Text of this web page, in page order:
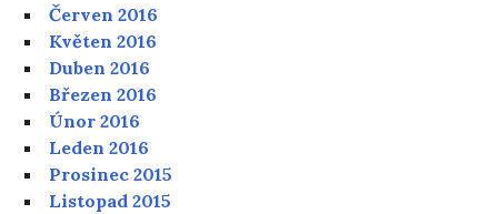
Červen 2016
Květen 2016
Duben 2016
Březen 2016
Únor 2016
Leden 2016
Prosinec 2015
Listopad 2015